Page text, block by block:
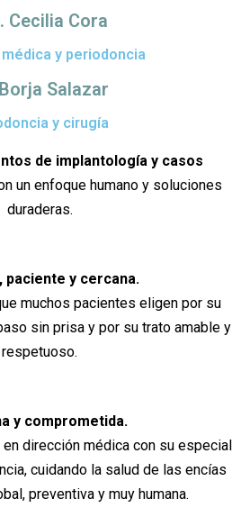
Cecilia Cora
y periodoncia
Salazar
y cirugía
de implantología y casos
un enfoque humano y soluciones
duraderas.
paciente y cercana.
muchos pacientes eligen por su
sin prisa y por su trato amable y
respetuoso.
y comprometida.
dirección médica con su especial
cuidando la salud de las encías
preventiva y muy humana.